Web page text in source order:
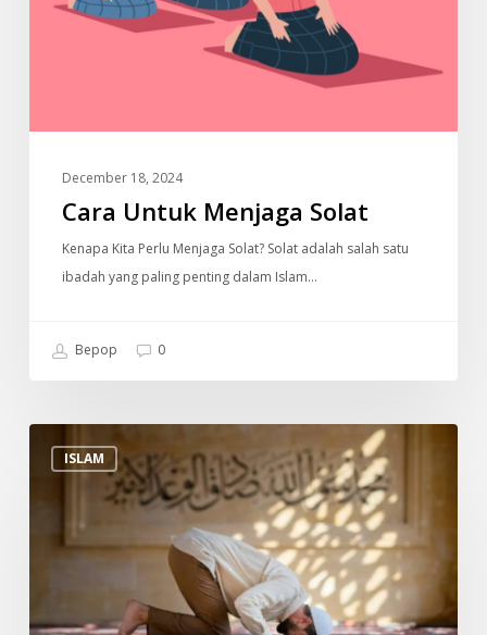
December 18, 2024
Cara Untuk Menjaga Solat
Kenapa Kita Perlu Menjaga Solat? Solat adalah salah satu
ibadah yang paling penting dalam Islam…
Bepop 0
ISLAM
Solat
Qasar